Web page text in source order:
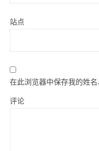
站点
在此浏览器中保存我的姓名
评论